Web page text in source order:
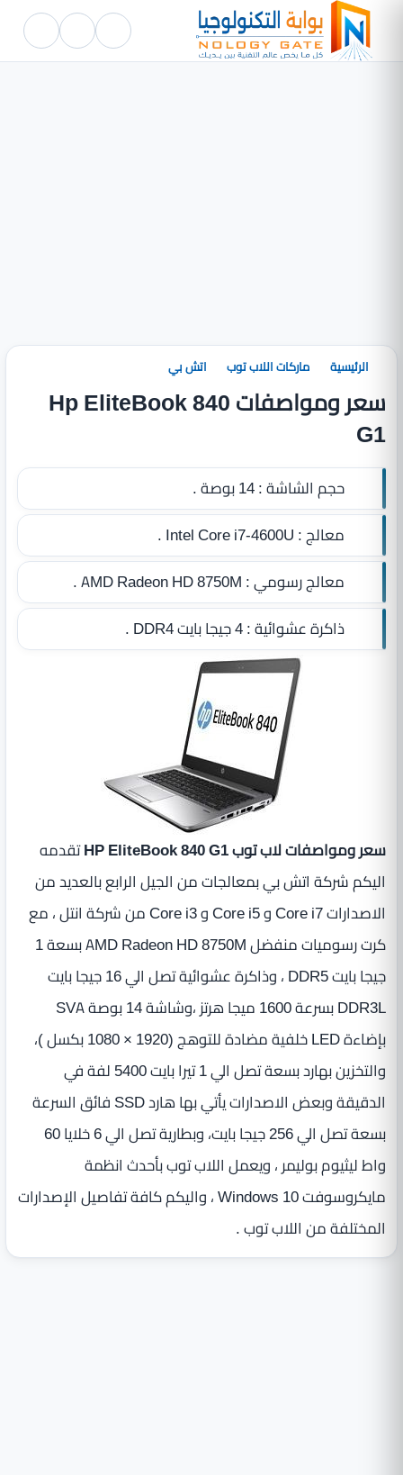
الرئيسية ماركات اللاب توب اتش بي
سعر ومواصفات Hp EliteBook 840
G1
حجم الشاشة :14 بوصة .
معالج :Intel Core i7-4600U .
معالج رسومي :AMD Radeon HD 8750M .
ذاكرة عشوائية :4 جيجا بايت DDR4 .
سعر ومواصفات لاب توب HP EliteBook 840 G1
تقدمه
اليكم شركة اتش بي بمعالجات من الجيل الرابع بالعديد من
الاصدارات Core i7 و Core i5 و Core i3 من شركة انتل ، مع
كرت رسوميات منفضل AMD Radeon HD 8750M بسعة 1
جيجا بايت DDR5 ، وذاكرة عشوائية تصل الي 16 جيجا بايت
بإضاءة LED‏ خلفية مضادة للتوهج (1920‏ ‏×‏ 1080 بكسل ‏)،
والتخزين بهارد بسعة تصل الي 1 تيرا بايت 5400 لفة في
الدقيقة وبعض الاصدارات يأتي بها هارد SSD فائق السرعة
بسعة تصل الي 256 جيجا بايت، وبطارية تصل الي 6‏ خلايا ‏60
واط ليثيوم بوليمر ، ويعمل اللاب توب بأحدث انظمة
مايكروسوفت Windows 10 ، واليكم كافة تفاصيل الإصدارات
المختلفة من اللاب توب .